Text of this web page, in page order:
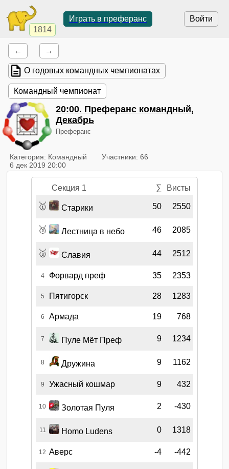
1814
Войти
Играть в преферанс
← →
О годовых командных чемпионатах
Командный чемпионат
20:00. Преферанс командный,
Декабрь
Преферанс
Категория: Командный
Участники: 66
6 дек 2019 20:00
Секция 1 ∑ Висты
🥇 Старики 50 2550
🥈 Лестница в небо 46 2085
🥉 Славия 44 2512
4 Форвард преф 35 2353
5 Пятигорск 28 1283
6 Армада 19 768
7 Пуле Мёт Преф 9 1234
8 Дружина 9 1162
9 Ужасный кошмар 9 432
10 Золотая Пуля 2 -430
11 Homo Ludens 0 1318
12 Аверс -4 -442